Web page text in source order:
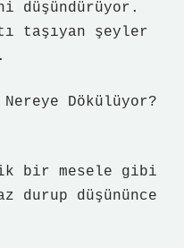
düşündürüyor.
taşıyan şeyler
Dökülüyor?
bir mesele gibi
durup düşününce